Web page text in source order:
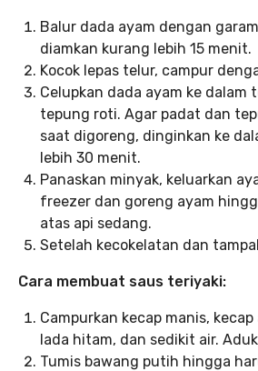
Balur dada ayam dengan
diamkan kurang lebih 15 menit.
Kocok lepas telur, campur
Celupkan dada ayam ke dalam
tepung roti. Agar padat dan
saat digoreng, dinginkan ke
lebih 30 menit.
Panaskan minyak, keluarkan
freezer dan goreng ayam
atas api sedang.
Setelah kecokelatan dan
Cara membuat saus teriyaki:
Campurkan kecap manis,
lada hitam, dan sedikit air.
Tumis bawang putih hingga